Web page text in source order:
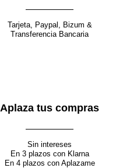
Tarjeta, Paypal, Bizum &
Transferencia Bancaria
Aplaza tus compras
Sin intereses
En 3 plazos con Klarna
En 4 plazos con Aplazame